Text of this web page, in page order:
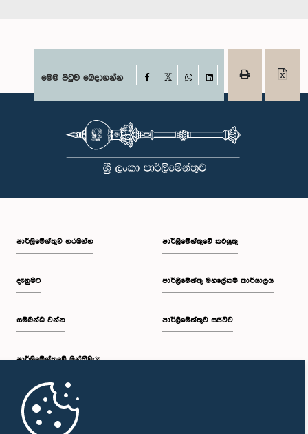
මෙම පිටුව බෙදාගන්න Facebook
WhatsAppLinkedIn
පාර්ලි‌මේන්තුව නරඹන්න
දැනුමට
සම්බන්ධ වන්න
පාර්ලි‌මේන්තුවේ මන්ත්‍රීවරු
මුල් පිටුව
පාර්ලිමේන්තුවේ කටයුතු
පාර්ලිමේන්තු මහලේකම් කාර්යාලය
පාර්ලිමේන්තුව සජීවීව